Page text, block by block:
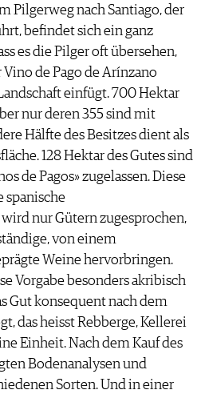
Pilgerweg nach Santiago, der
befindet sich ein ganz
es die Pilger oft übersehen,
Vino de Pago de Arínzano
einfügt. 700 Hektar
nur deren 355 sind mit
Hälfte des Besitzes dient als
128 Hektar des Gutes sind
de Pagos» zugelassen. Diese
spanische
nur Gütern zugesprochen,
von einem
Weine hervorbringen.
Vorgabe besonders akribisch
Gut konsequent nach dem
das heisst Rebberge, Kellerei
Einheit. Nach dem Kauf des
Bodenanalysen und
Sorten. Und in einer